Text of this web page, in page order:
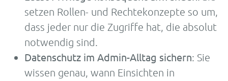
setzen Rollen- und Rechtekonzepte so um,
dass jeder nur die Zugriffe hat, die absolut
notwendig sind.
Datenschutz im Admin-Alltag sichern: Sie
wissen genau, wann Einsichten in